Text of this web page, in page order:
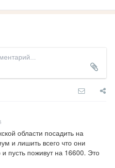
области посадить на
и лишить всего что они
и пусть поживут на 16600. Это